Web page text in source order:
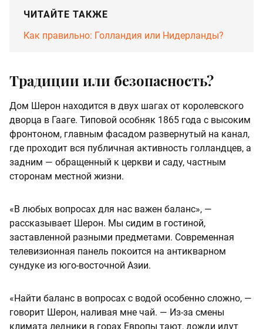
ЧИТАЙТЕ ТАКЖЕ
Как правильно: Голландия или Нидерланды?
Традиции или безопасность?
Дом Шерон находится в двух шагах от королевского
дворца в Гааге. Типовой особняк 1865 года с высоким
фронтоном, главным фасадом развернутый на канал,
где проходит вся публичная активность голландцев, а
задним — обращенный к церкви и саду, частным
сторонам местной жизни.
«В любых вопросах для нас важен баланс», —
рассказывает Шерон. Мы сидим в гостиной,
заставленной разными предметами. Современная
телевизионная панель покоится на антикварном
сундуке из юго-восточной Азии.
«Найти баланс в вопросах с водой особенно сложно, —
говорит Шерон, наливая мне чай. — Из-за смены
климата ледники в горах Европы тают, дожди идут